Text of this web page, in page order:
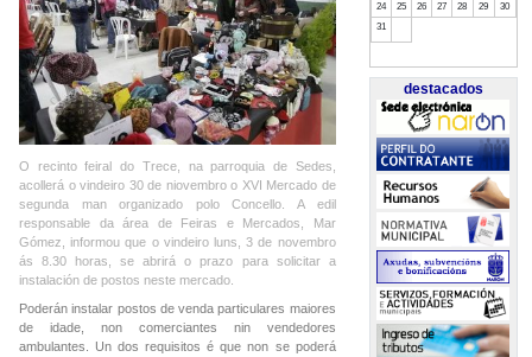
O recinto feiral do Trece, na parroquia de Sedes,
acollerá o vindeiro 30 de niovembro o XVI Mercado de
segunda man organizado polo Concello. A edil
responsable da área de Feiras e Mercados, Mar
Gómez, informou que o vindeiro luns, 3 de novembro
ás 8.30 horas, se abrirá o prazo para solicitar a
instalación de postos neste mercado.
Poderán instalar postos de venda particulares maiores
de idade, non comerciantes nin vendedores
ambulantes. Un dos requisitos é que non se poderá
24
25 26 27 28 29
30
31
destacados